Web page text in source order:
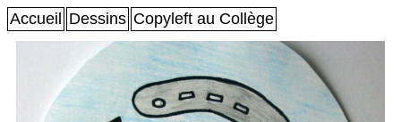
Accueil Dessins Copyleft au Collège